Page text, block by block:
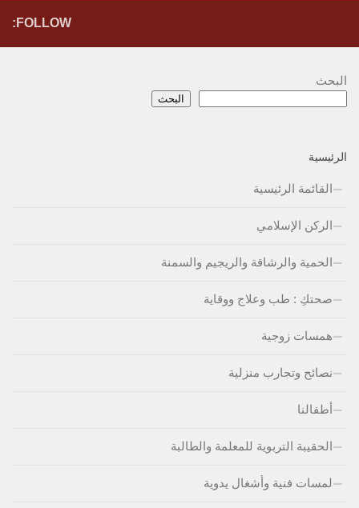
FOLLOW:
البحث
البحث
الرئيسية
القائمة الرئيسية
الركن الإسلامي
الحمية والرشاقة والريجيم والسمنة
صحتكِ : طب وعلاج ووقاية
همسات زوجية
نصائح وتجارب منزلية
أطفالنا
الحقيبة التربوية للمعلمة والطالبة
لمسات فنية وأشغال يدوية